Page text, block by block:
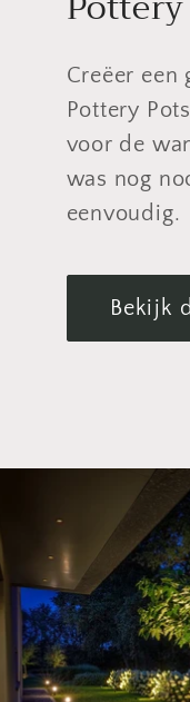
Creëer een
Pottery Pots
voor de
was nog
eenvoudig.
Bekijk